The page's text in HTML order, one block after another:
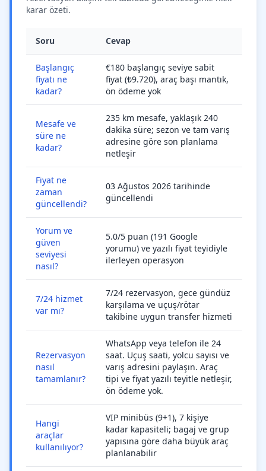
karar özeti.
Soru Cevap
Başlangıç
fiyatı ne
kadar?
€180 başlangıç seviye sabit
fiyat (₺9.720), araç başı mantık,
ön ödeme yok
Mesafe ve
süre ne
kadar?
235 km mesafe, yaklaşık 240
dakika süre; sezon ve tam varış
adresine göre son planlama
netleşir
Fiyat ne
zaman
güncellendi?
03 Ağustos 2026 tarihinde
güncellendi
Yorum ve
güven
seviyesi
nasıl?
5.0/5 puan (191 Google
yorumu) ve yazılı fiyat teyidiyle
ilerleyen operasyon
7/24 hizmet
var mı?
7/24 rezervasyon, gece gündüz
karşılama ve uçuş/rötar
takibine uygun transfer hizmeti
Rezervasyon
nasıl
tamamlanır?
WhatsApp veya telefon ile 24
saat. Uçuş saati, yolcu sayısı ve
varış adresini paylaşın. Araç
tipi ve fiyat yazılı teyitle netleşir,
ön ödeme yok.
Hangi
araçlar
kullanılıyor?
VIP minibüs (9+1), 7 kişiye
kadar kapasiteli; bagaj ve grup
yapısına göre daha büyük araç
planlanabilir